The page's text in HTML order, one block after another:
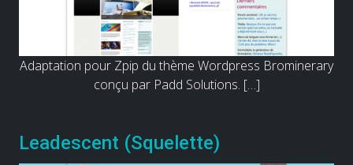
Adaptation pour Zpip du thème Wordpress Brominerary
conçu par Padd Solutions. […]
Leadescent (Squelette)